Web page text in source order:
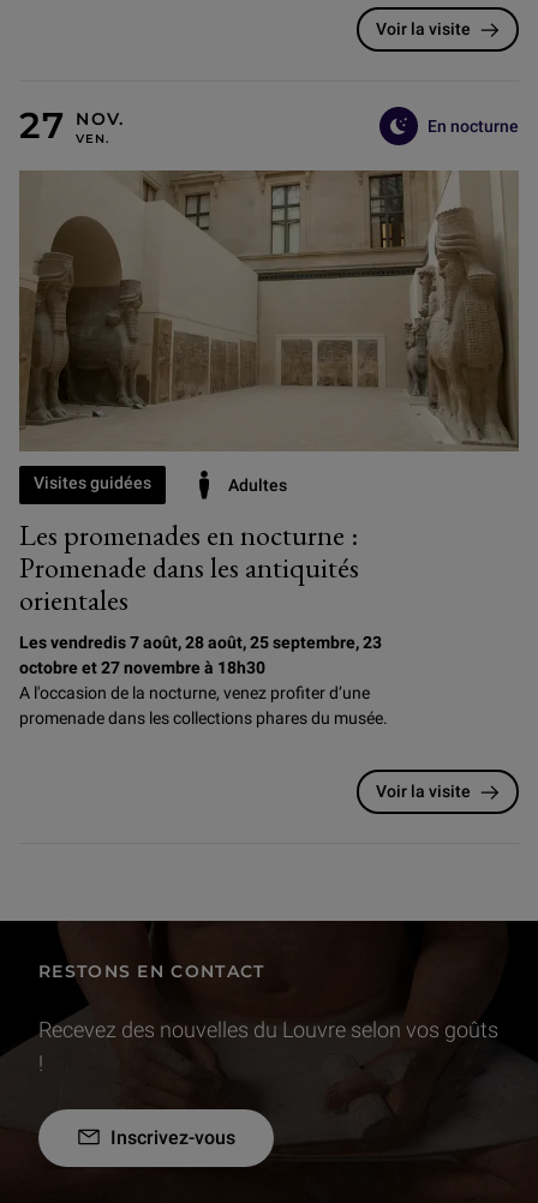
Voir la visite
En nocturne
Les promenades en nocturne :
Promenade dans les antiquités
orientales
Visites guidées Adultes
Les vendredis 7 août, 28 août, 25 septembre, 23
octobre et 27 novembre à 18h30
A l'occasion de la nocturne, venez profiter d’une
promenade dans les collections phares du musée.
Voir la visite
RESTONS EN CONTACT
Recevez des nouvelles du Louvre selon vos goûts
!
Inscrivez-vous